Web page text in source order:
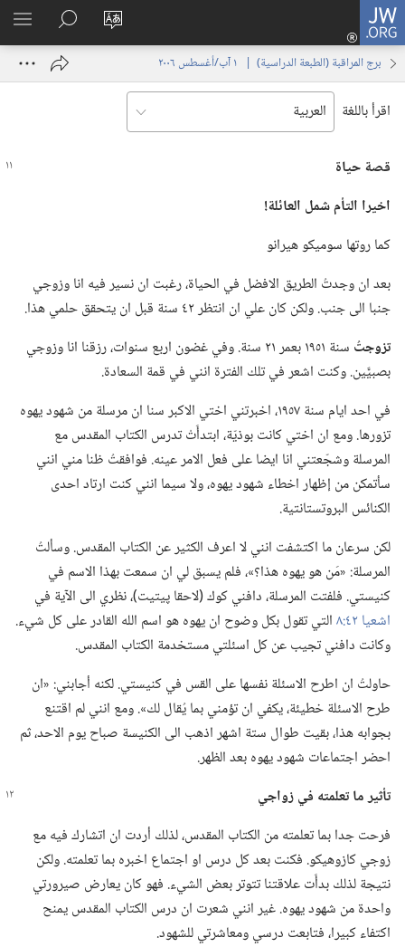
JW.ORG
تغيير
الموقع
تسجيل
الدخول
نافذة
البحث
في
JW.‎ORG
برج المراقبة (‏الطبعة الدراسية)‏ | ‏‎ ١‏ ‏‎آب/أغسطس‏ ‎٢٠٠٦
اقرأ باللغة
قصة حياة
اخيرا التأم شمل العائلة!‏
كما روتها سوميكو هيرانو
بعد ان وجدتُ الطريق الافضل في الحياة،‏ رغبت ان نسير فيه انا وزوجي
جنبا الى جنب.‏ ولكن كان علي ان انتظر ٤٢ سنة قبل ان يتحقق حلمي هذا.‏
تزوجتُ
سنة ١٩٥١ بعمر ٢١ سنة.‏ وفي غضون اربع سنوات،‏ رزقنا انا وزوجي
بصبيَّين.‏ وكنت اشعر في تلك الفترة انني في قمة السعادة.‏
في احد ايام سنة ١٩٥٧،‏ اخبرتني اختي الاكبر سنا ان مرسلة من شهود يهوه
تزورها.‏ ومع ان اختي كانت بوذيّة،‏ ابتدأَتْ تدرس الكتاب المقدس مع
المرسلة وشجّعتني انا ايضا على فعل الامر عينه.‏ فوافقتُ ظنا مني انني
سأتمكن من إظهار اخطاء شهود يهوه،‏ ولا سيما انني كنت ارتاد احدى
الكنائس البروتستانتية.‏
لكن سرعان ما اكتشفت انني لا اعرف الكثير عن الكتاب المقدس.‏ وسألتُ
المرسلة:‏ «مَن هو يهوه هذا؟‏»،‏ فلم يسبق لي ان سمعت بهذا الاسم في
كنيستي.‏ فلفتت المرسلة،‏ دافني كوك (‏لاحقا پيتيت)‏،‏ نظري الى الآية في
اشعيا ٤٢:‏٨
التي تقول بكل وضوح ان يهوه هو اسم الله القادر على كل شيء.‏
وكانت دافني تجيب عن كل اسئلتي مستخدمة الكتاب المقدس.‏
حاولتُ ان اطرح الاسئلة نفسها على القس في كنيستي.‏ لكنه أجابني:‏ «ان
طرح الاسئلة خطيئة،‏ يكفي ان تؤمني بما يُقال لك».‏ ومع انني لم اقتنع
بجوابه هذا،‏ بقيت طوال ستة اشهر اذهب الى الكنيسة صباح يوم الاحد،‏ ثم
احضر اجتماعات شهود يهوه بعد الظهر.‏
تأثير ما تعلمته فيزواجي
فرحت جدا بما تعلمته من الكتاب المقدس،‏ لذلك أردت ان اتشارك فيه مع
زوجي كازوهيكو.‏ فكنت بعد كل درس او اجتماع اخبره بما تعلمته.‏ ولكن
نتيجة لذلك بدأَت علاقتنا تتوتر بعض الشيء.‏ فهو كان يعارض صيرورتي
واحدة من شهود يهوه.‏ غير انني شعرت ان درس الكتاب المقدس يمنح
اكتفاء كبيرا،‏ فتابعت درسي ومعاشرتي للشهود.‏